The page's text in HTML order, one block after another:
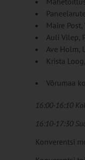
Maire
Auli Vilep,
Ave Holm,
Krista
Võrumaa
16:00-16:10
16:10-17:30
Konverentsi